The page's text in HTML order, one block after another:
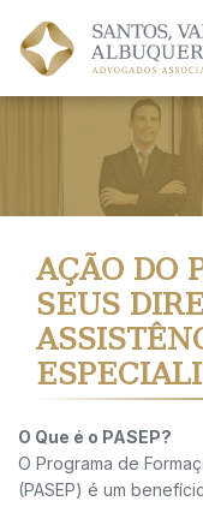
AÇÃO DO
SEUS
O Que é o PASEP?
O Programa de
(PASEP) é um